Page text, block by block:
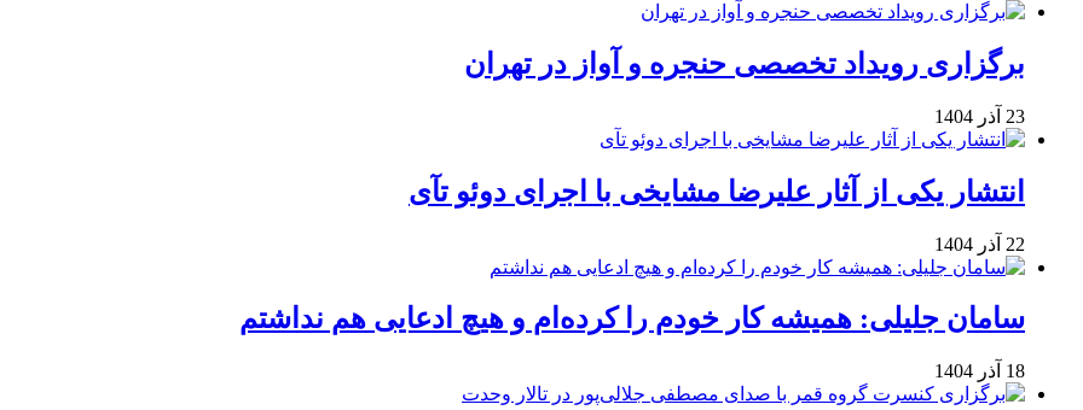
برگزاری رویداد تخصصی حنجره و آواز در تهران
23 آذر 1404
انتشار یکی از آثار علیرضا مشایخی با اجرای دوئو تآی
22 آذر 1404
سامان جلیلی: همیشه کار خودم را کرده‌ام و هیچ ادعایی هم نداشتم
18 آذر 1404